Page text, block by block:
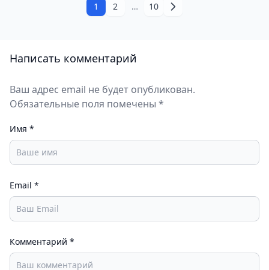
1 2 … 10
Написать комментарий
Ваш адрес email не будет опубликован.
Обязательные поля помечены *
Имя *
Email *
Комментарий *